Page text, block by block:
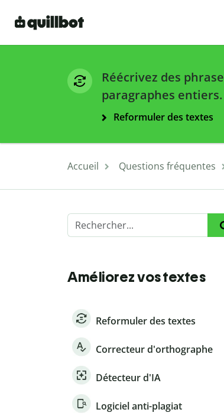
Réécrivez des
paragraphes entiers.
Reformuler des textes
Accueil Questions fréquentes
Améliorez vos textes
Reformuler des textes
Correcteur d'orthographe
Détecteur d'IA
Logiciel anti-plagiat